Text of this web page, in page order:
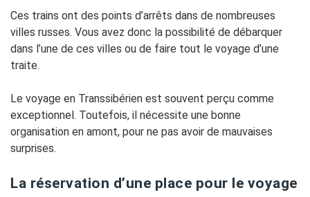
Ces trains ont des points d’arrêts dans de nombreuses
villes russes. Vous avez donc la possibilité de débarquer
dans l’une de ces villes ou de faire tout le voyage d’une
traite.
Le voyage en Transsibérien est souvent perçu comme
exceptionnel. Toutefois, il nécessite une bonne
organisation en amont, pour ne pas avoir de mauvaises
surprises.
La réservation d’une place pour le voyage